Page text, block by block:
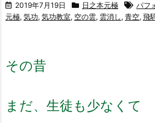
2019年7月19日 日之本元極 パフ
元極, 気功, 気功教室, 空の雲, 雲消し , 青空, 飛
その昔
まだ、生徒も少なくて